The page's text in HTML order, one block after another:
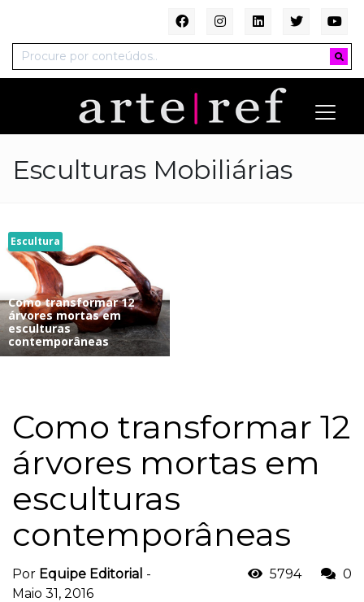
Esculturas Mobiliárias
Escultura
Como transformar 12
árvores mortas em
esculturas
contemporâneas
Como transformar 12
árvores mortas em
esculturas
contemporâneas
Por Equipe Editorial -
Maio 31, 2016
5794 0